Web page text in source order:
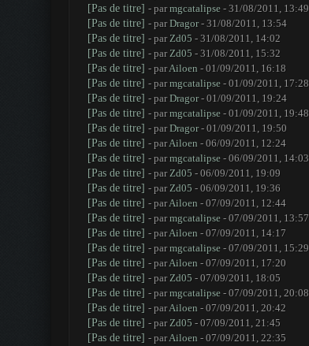
[Pas de titre] - parmgcatalipse- 31/08/2011, 13:49
[Pas de titre] - parDragor- 31/08/2011, 13:54
[Pas de titre] - parZd05 - 31/08/2011, 14:02
[Pas de titre] - parZd05 - 31/08/2011, 15:32
[Pas de titre] - parAiloen - 01/09/2011, 16:18
[Pas de titre] - parmgcatalipse- 01/09/2011, 17:28
[Pas de titre] - parDragor- 01/09/2011, 19:24
[Pas de titre] - parmgcatalipse- 01/09/2011, 19:48
[Pas de titre] - parDragor- 01/09/2011, 19:50
[Pas de titre] - parAiloen - 06/09/2011, 12:24
[Pas de titre] - parmgcatalipse- 06/09/2011, 14:03
[Pas de titre] - parZd05 - 06/09/2011, 19:09
[Pas de titre] - parZd05 - 06/09/2011, 19:36
[Pas de titre] - parAiloen - 07/09/2011, 12:44
[Pas de titre] - parmgcatalipse- 07/09/2011, 13:57
[Pas de titre] - parAiloen - 07/09/2011, 14:17
[Pas de titre] - parmgcatalipse- 07/09/2011, 15:29
[Pas de titre] - parAiloen - 07/09/2011, 17:20
[Pas de titre] - parZd05 - 07/09/2011, 18:05
[Pas de titre] - parmgcatalipse- 07/09/2011, 20:08
[Pas de titre] - parAiloen - 07/09/2011, 20:42
[Pas de titre] - parZd05 - 07/09/2011, 21:45
[Pas de titre] - parAiloen - 07/09/2011, 22:35